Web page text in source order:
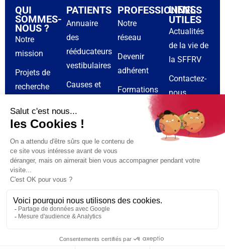
QUI
SOMMES-
NOUS ?
Notre
mission
Projets de
recherche
PATIENTS
Annuaire
des
rééducateurs
vestibulaires
Causes et
du
syndrome
vestibulaire
Traitements
PROFESSIONNELS
Notre
réseau
Devenir
adhérent
Formations
rééducation
vestibulaire
et
LIENS
UTILES
Actualités
de la vie de
la SFFRV
Contactez-
nous
Espace
adhérent
réunions de